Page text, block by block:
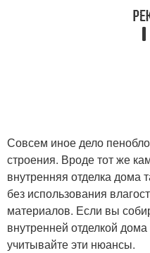
Совсем иное дело
строения. Вроде тот же
внутренняя отделка дома
без использования
материалов. Если вы
внутренней отделкой
учитывайте эти нюансы.